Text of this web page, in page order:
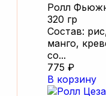
Ролл
320 гр
Состав:
манго,
со...
775 ₽
В корзину